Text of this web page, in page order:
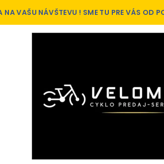
NA VAŠU NÁVŠTEVU ! SME TU PRE VÁS OD